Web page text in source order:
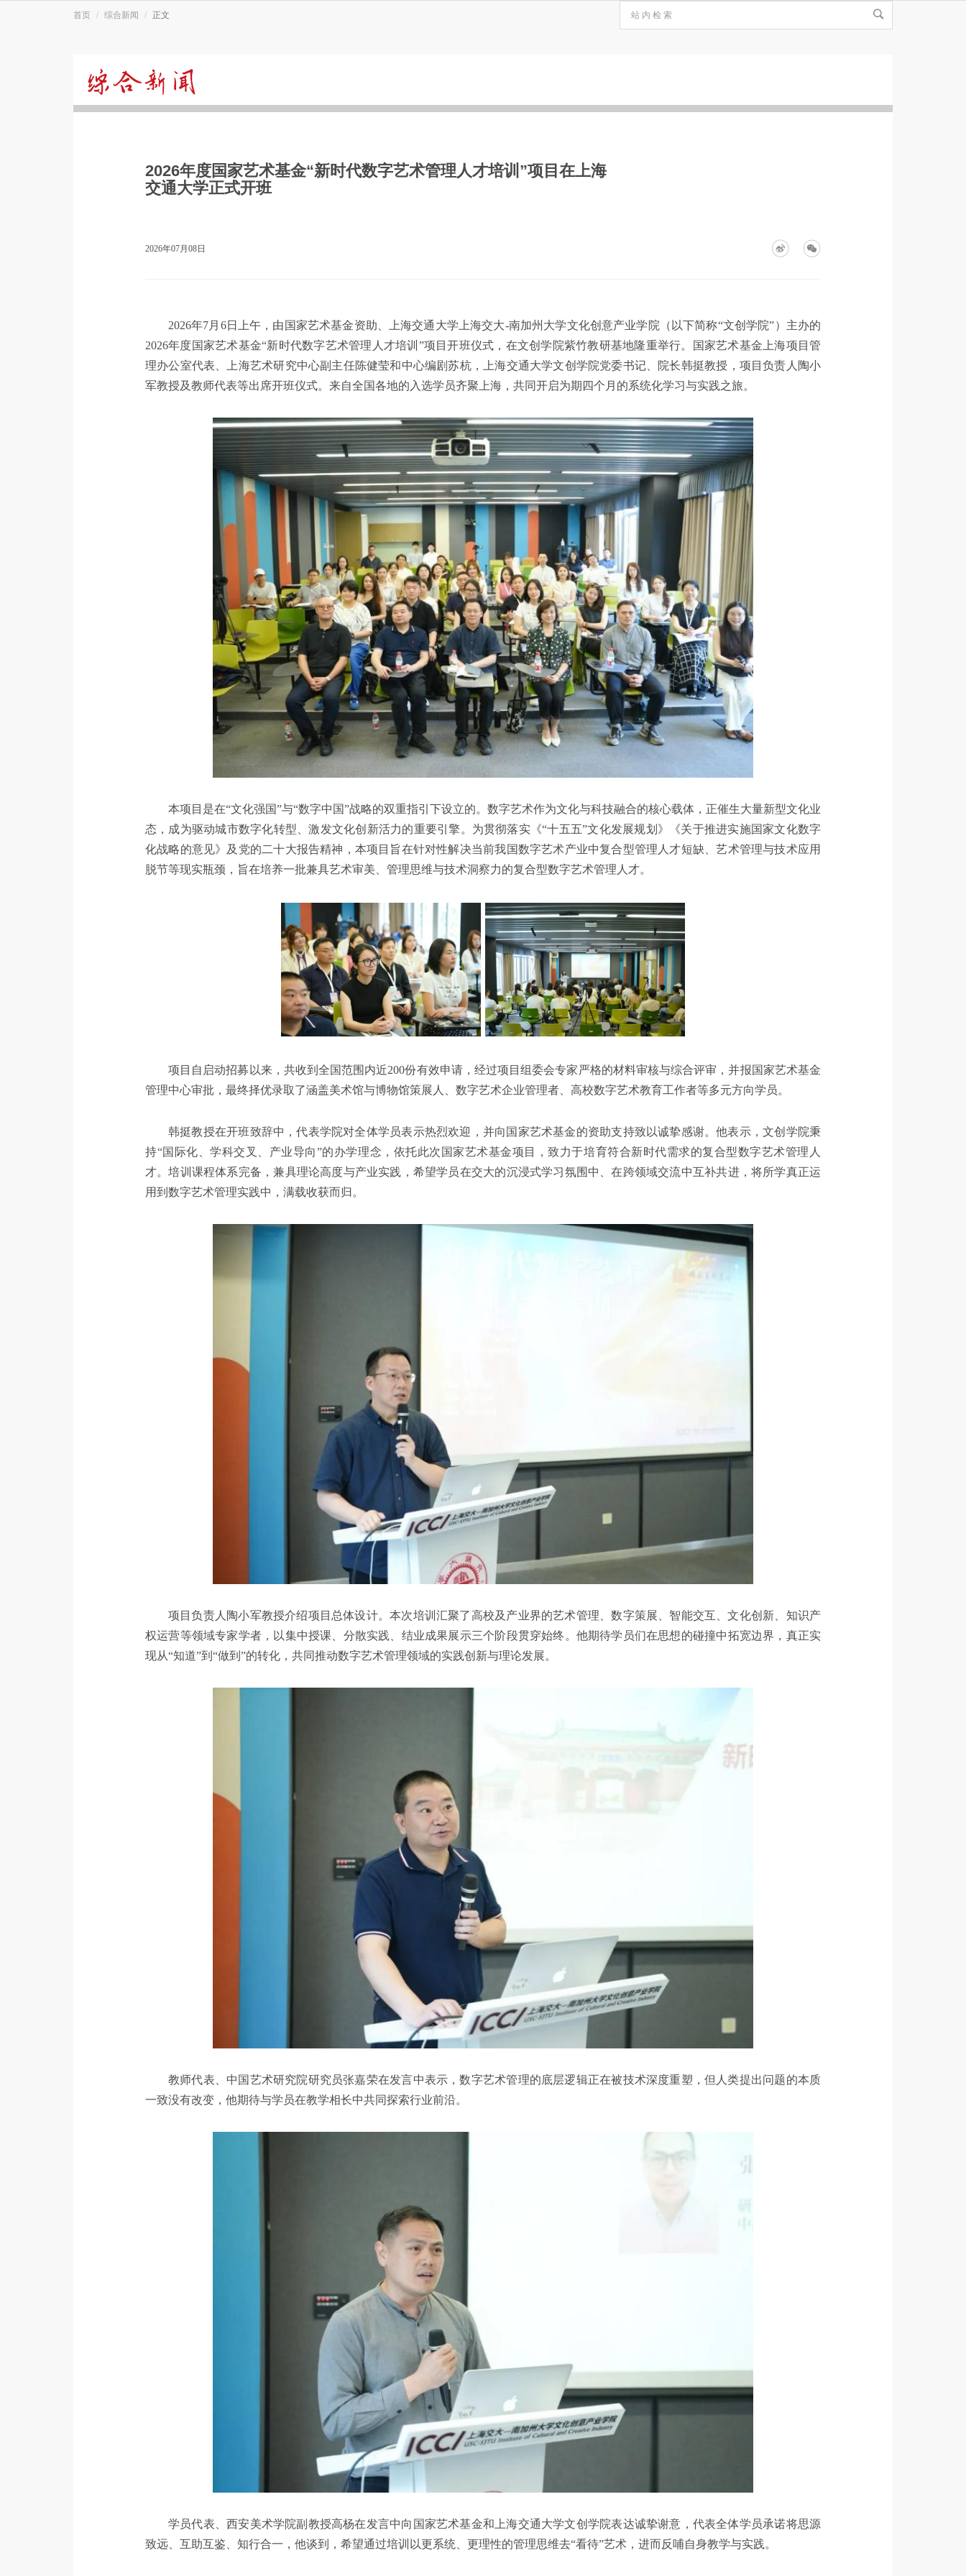
首页 综合新闻 正文
新
2026年度国家艺术基金“新时代数字艺术管理人才培训”项目在上海
交通大学正式开班
2026年07月08日
2026年7月6日上午，由国家艺术基金资助、上海交通大学上海交大-南加州大学文化创意产业学院（以下简称“文创学院”）主办的
2026年度国家艺术基金“新时代数字艺术管理人才培训”项目开班仪式，在文创学院紫竹教研基地隆重举行。国家艺术基金上海项目管
理办公室代表、上海艺术研究中心副主任陈健莹和中心编剧苏杭，上海交通大学文创学院党委书记、院长韩挺教授，项目负责人陶小
军教授及教师代表等出席开班仪式。来自全国各地的入选学员齐聚上海，共同开启为期四个月的系统化学习与实践之旅。
本项目是在“文化强国”与“数字中国”战略的双重指引下设立的。数字艺术作为文化与科技融合的核心载体，正催生大量新型文化业
态，成为驱动城市数字化转型、激发文化创新活力的重要引擎。为贯彻落实《“十五五”文化发展规划》《关于推进实施国家文化数字
化战略的意见》及党的二十大报告精神，本项目旨在针对性解决当前我国数字艺术产业中复合型管理人才短缺、艺术管理与技术应用
脱节等现实瓶颈，旨在培养一批兼具艺术审美、管理思维与技术洞察力的复合型数字艺术管理人才。
项目自启动招募以来，共收到全国范围内近200份有效申请，经过项目组委会专家严格的材料审核与综合评审，并报国家艺术基金
管理中心审批，最终择优录取了涵盖美术馆与博物馆策展人、数字艺术企业管理者、高校数字艺术教育工作者等多元方向学员。
韩挺教授在开班致辞中，代表学院对全体学员表示热烈欢迎，并向国家艺术基金的资助支持致以诚挚感谢。他表示，文创学院秉
持“国际化、学科交叉、产业导向”的办学理念，依托此次国家艺术基金项目，致力于培育符合新时代需求的复合型数字艺术管理人
才。培训课程体系完备，兼具理论高度与产业实践，希望学员在交大的沉浸式学习氛围中、在跨领域交流中互补共进，将所学真正运
用到数字艺术管理实践中，满载收获而归。
项目负责人陶小军教授介绍项目总体设计。本次培训汇聚了高校及产业界的艺术管理、数字策展、智能交互、文化创新、知识产
权运营等领域专家学者，以集中授课、分散实践、结业成果展示三个阶段贯穿始终。他期待学员们在思想的碰撞中拓宽边界，真正实
现从“知道”到“做到”的转化，共同推动数字艺术管理领域的实践创新与理论发展。
教师代表、中国艺术研究院研究员张嘉荣在发言中表示，数字艺术管理的底层逻辑正在被技术深度重塑，但人类提出问题的本质
一致没有改变，他期待与学员在教学相长中共同探索行业前沿。
学员代表、西安美术学院副教授高杨在发言中向国家艺术基金和上海交通大学文创学院表达诚挚谢意，代表全体学员承诺将思源
致远、互助互鉴、知行合一，他谈到，希望通过培训以更系统、更理性的管理思维去“看待”艺术，进而反哺自身教学与实践。